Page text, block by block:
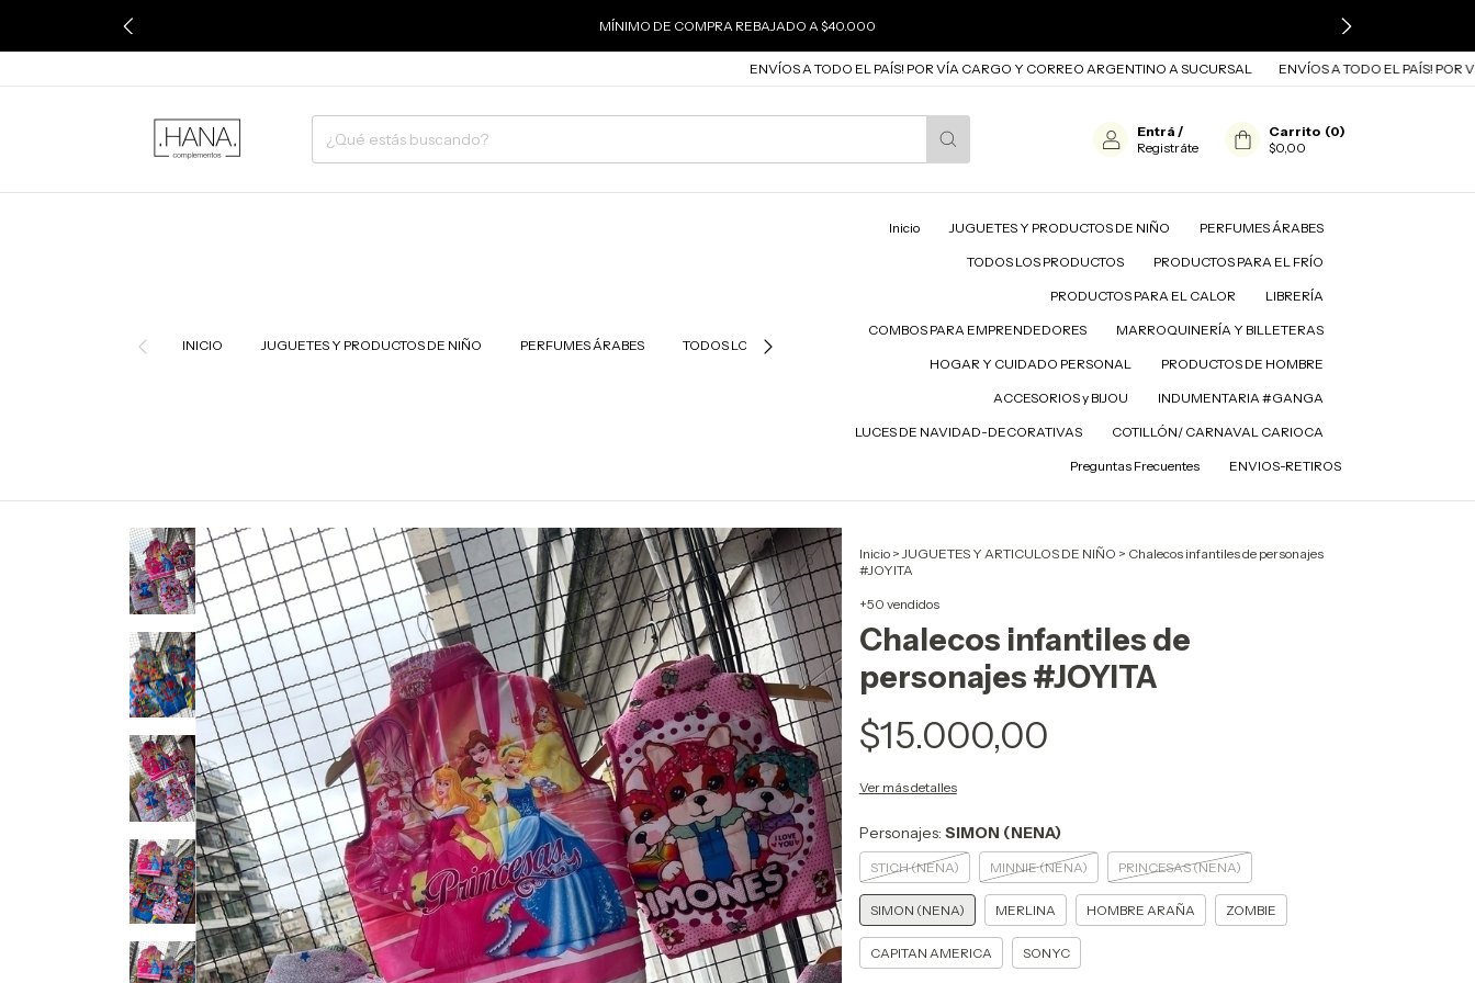
MÍNIMO DE COMPRA REBAJADO A $40.000
ENVÍOS A TODO EL PAÍS! POR VÍA CARGO Y CORREO ARGENTINO A SUCURSAL ENVÍOS A TODO EL PAÍS! POR VÍA
Entrá /
Registráte
Carrito (0)
$0,00
INICIO JUGUETES Y PRODUCTOS DE NIÑO PERFUMES ÁRABES TODOS LOS PRODUCTOS
Inicio JUGUETES Y PRODUCTOS DE NIÑO PERFUMES ÁRABES
TODOS LOS PRODUCTOS PRODUCTOS PARA EL FRÍO
PRODUCTOS PARA EL CALOR LIBRERÍA
COMBOS PARA EMPRENDEDORES MARROQUINERÍA Y BILLETERAS
HOGAR Y CUIDADO PERSONAL PRODUCTOS DE HOMBRE
ACCESORIOS y BIJOU INDUMENTARIA #GANGA
LUCES DE NAVIDAD-DECORATIVAS COTILLÓN/ CARNAVAL CARIOCA
Preguntas Frecuentes ENVIOS-RETIROS
1 /5 Inicio >JUGUETES Y ARTICULOS DE NIÑO > Chalecos infantiles de personajes
#JOYITA
+50 vendidos
Chalecos infantiles de
personajes #JOYITA
$15.000,00
Ver más detalles
Personajes: SIMON (NENA)
STICH (NENA) MINNIE (NENA) PRINCESAS (NENA)
SIMON (NENA) MERLINA HOMBRE ARAÑA ZOMBIE
CAPITAN AMERICA SONYC